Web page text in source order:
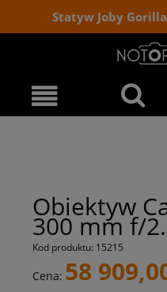
Statyw Joby
Obiektyw
300 mm f/
Kod produktu: 15215
Cena: 58